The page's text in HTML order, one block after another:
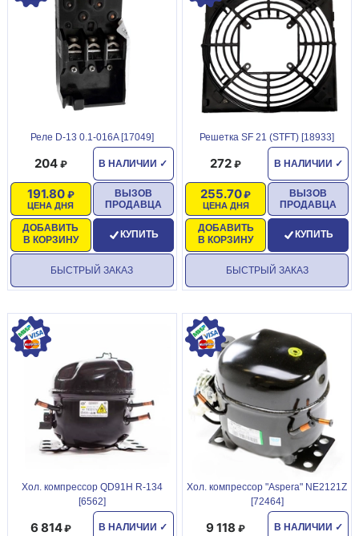
Реле D-13 0.1-016A [17049]
В НАЛИЧИИ ✓
204
ЦЕНА ДНЯ
191.80
ДОБАВИТЬ
В КОРЗИНУ
ВЫЗОВ
ПРОДАВЦА
КУПИТЬ
БЫСТРЫЙ ЗАКАЗ
Решетка SF 21 (SТFТ) [18933]
В НАЛИЧИИ ✓
272
ЦЕНА ДНЯ
255.70
ДОБАВИТЬ
В КОРЗИНУ
ВЫЗОВ
ПРОДАВЦА
КУПИТЬ
БЫСТРЫЙ ЗАКАЗ
Хол. компрессор QD91H R-134
[6562]
В НАЛИЧИИ ✓
6 814
Хол. компрессор "Aspera" NE2121Z
[72464]
В НАЛИЧИИ ✓
9 118